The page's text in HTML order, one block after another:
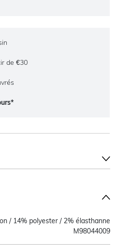
de €30
/ 14% polyester / 2% élasthanne
M98044009